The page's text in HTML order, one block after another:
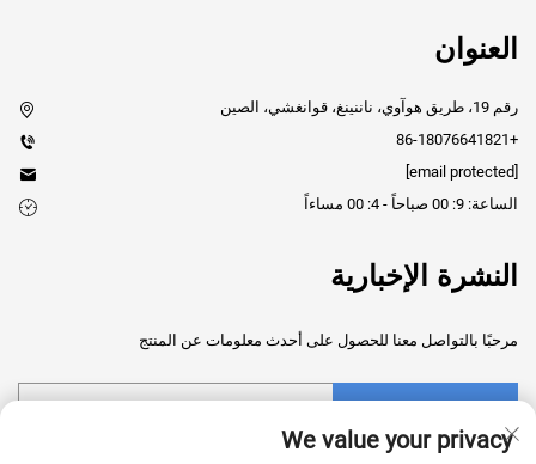
العنوان
رقم 19، طريق هوآوي، ناننينغ، قوانغشي، الصين
+86-18076641821
[email protected]
الساعة: 9: 00 صباحاً - 4: 00 مساءاً
النشرة الإخبارية
مرحبًا بالتواصل معنا للحصول على أحدث معلومات عن المنتج
We value your privacy